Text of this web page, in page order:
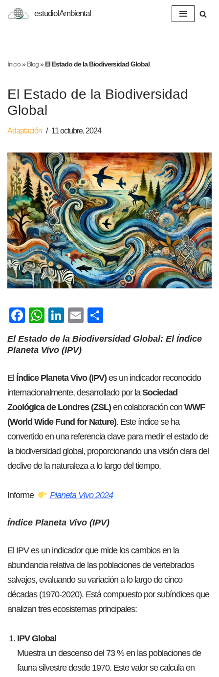
estudioIAmbiental
Inicio»Blog»El Estado de la Biodiversidad Global
El Estado de la Biodiversidad
Global
Adaptación 11 octubre, 2024
F
ac
e
o
ok
W
at
A
p
p
Li
nk
e
n
E
m
ail m
ar
tir
El Estado de la Biodiversidad Global: El Índice
Planeta Vivo (IPV)
El Índice Planeta Vivo (IPV) es un indicador reconocido
internacionalmente, desarrollado por laSociedad
Zoológica de Londres (ZSL) en colaboración con WWF
(World Wide Fund for Nature). Este índice se ha
convertido en una referencia clave para medir el estado de
la biodiversidad global, proporcionando una visión clara del
declive de la naturaleza a lo largo del tiempo.
Informe Planeta Vivo 2024
Índice Planeta Vivo (IPV)
El IPV es un indicador que mide los cambios en la
abundancia relativa de las poblaciones de vertebrados
salvajes, evaluando su variación a lo largo de cinco
décadas (1970-2020). Está compuesto por subíndices que
analizan tres ecosistemas principales:
IPV Global
Muestra un descenso del 73 % en las poblaciones de
fauna silvestre desde 1970. Este valor se calcula en